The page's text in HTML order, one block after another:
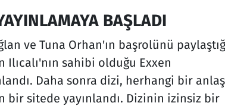
BAŞLADI
ve Tuna Orhan'ın başrolünü
Ilıcalı'nın sahibi olduğu Exxen
Daha sonra dizi, herhangi bir
bir sitede yayınlandı. Dizinin izinsiz bir